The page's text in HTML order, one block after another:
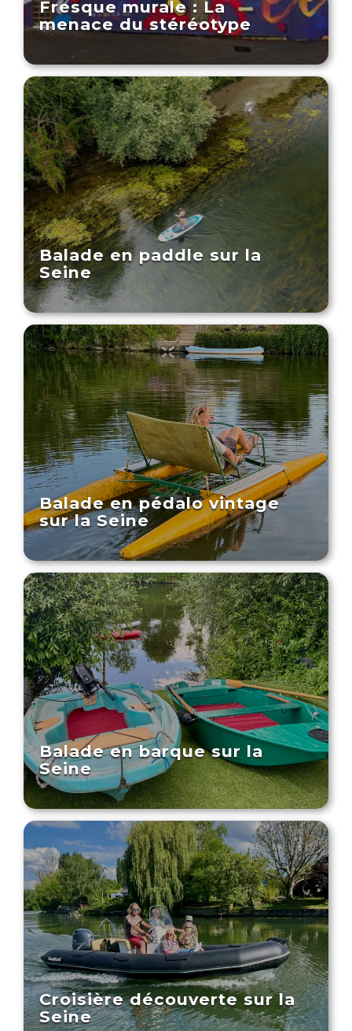
Fresque murale : La
menace du stéréotype
Balade en paddle sur la
Seine
Balade en pédalo vintage
sur la Seine
Balade en barque sur la
Seine
Croisière découverte sur la
Seine